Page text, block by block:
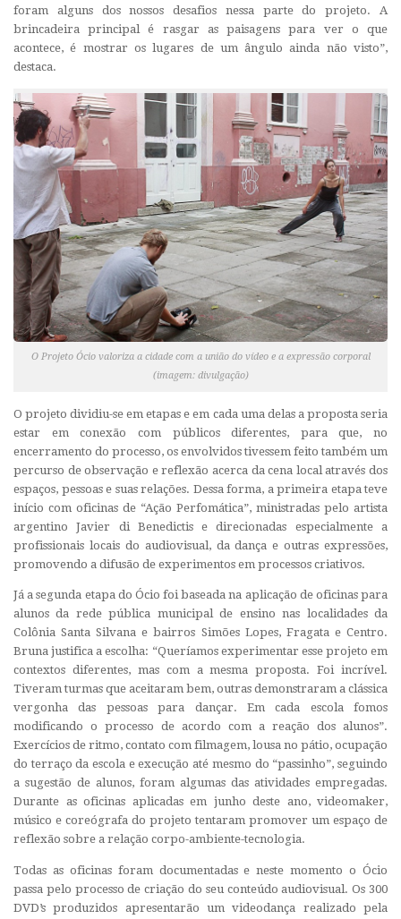
foram alguns dos nossos desafios nessa parte do projeto. A
brincadeira principal é rasgar as paisagens para ver o que
acontece, é mostrar os lugares de um ângulo ainda não visto”,
destaca.
O Projeto Ócio valoriza a cidade com a união do vídeo e a expressão corporal
(imagem: divulgação)
O projeto dividiu-se em etapas e em cada uma delas a proposta seria
estar em conexão com públicos diferentes, para que, no
encerramento do processo, os envolvidos tivessem feito também um
percurso de observação e reflexão acerca da cena local através dos
espaços, pessoas e suas relações. Dessa forma, a primeira etapa teve
início com oficinas de “Ação Perfomática”, ministradas pelo artista
argentino Javier di Benedictis e direcionadas especialmente a
profissionais locais do audiovisual, da dança e outras expressões,
promovendo a difusão de experimentos em processos criativos.
Já a segunda etapa do Ócio foi baseada na aplicação de oficinas para
alunos da rede pública municipal de ensino nas localidades da
Colônia Santa Silvana e bairros Simões Lopes, Fragata e Centro.
Bruna justifica a escolha: “Queríamos experimentar esse projeto em
contextos diferentes, mas com a mesma proposta. Foi incrível.
Tiveram turmas que aceitaram bem, outras demonstraram a clássica
vergonha das pessoas para dançar. Em cada escola fomos
modificando o processo de acordo com a reação dos alunos”.
Exercícios de ritmo, contato com filmagem, lousa no pátio, ocupação
do terraço da escola e execução até mesmo do “passinho”, seguindo
a sugestão de alunos, foram algumas das atividades empregadas.
Durante as oficinas aplicadas em junho deste ano, videomaker,
músico e coreógrafa do projeto tentaram promover um espaço de
reflexão sobre a relação corpo-ambiente-tecnologia.
Todas as oficinas foram documentadas e neste momento o Ócio
passa pelo processo de criação do seu conteúdo audiovisual. Os 300
DVD’s produzidos apresentarão um videodança realizado pela